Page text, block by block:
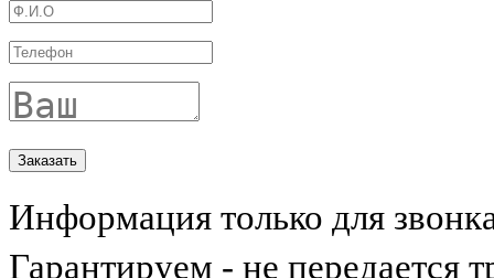
Информация только для
Гарантируем - не передается